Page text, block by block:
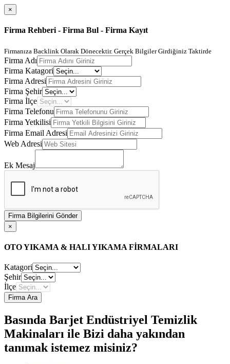
×
Firma Rehberi - Firma Bul - Firma Kayıt
Firmanıza Backlink Olarak Dönecektir. Gerçek Bilgiler Girdiğiniz Taktirde
Firma Adı
Firma Katagori
Firma Adresi
Firma Şehir
Firma İlçe
Firma Telefonu
Firma Yetkilisi
Firma Email Adresi
Web Adresi
Ek Mesaj
Firma Bilgilerini Gönder
×
OTO YIKAMA & HALI YIKAMA FİRMALARI
Katagori
Şehir
İlçe
Firma Ara
Basında Barjet Endüstriyel Temizlik
Makinaları ile Bizi daha yakından
tanımak istemez misiniz?